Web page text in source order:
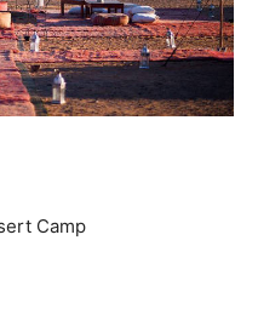
Camp